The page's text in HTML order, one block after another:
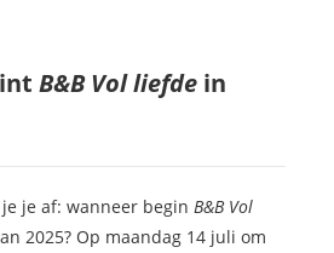
B&B Vol liefde in
je af: wanneer begin B&B Vol
2025? Op maandag 14 juli om